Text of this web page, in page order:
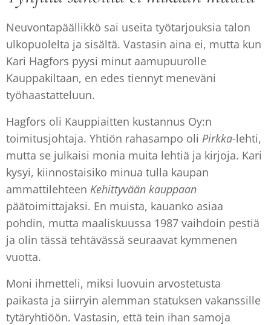
Neuvontapäällikkö sai useita työtarjouksia talon
ulkopuolelta ja sisältä. Vastasin aina ei, mutta kun
Kari Hagfors pyysi minut aamupuurolle
Kauppakiltaan, en edes tiennyt meneväni
työhaastatteluun.
Hagfors oli Kauppiaitten kustannus Oy:n
toimitusjohtaja. Yhtiön rahasampo oli Pirkka-lehti,
mutta se julkaisi monia muita lehtiä ja kirjoja. Kari
kysyi, kiinnostaisiko minua tulla kaupan
ammattilehteen Kehittyvään kauppaan
päätoimittajaksi. En muista, kauanko asiaa
pohdin, mutta maaliskuussa 1987 vaihdoin pestiä
ja olin tässä tehtävässä seuraavat kymmenen
vuotta.
Moni ihmetteli, miksi luovuin arvostetusta
paikasta ja siirryin alemman statuksen vakanssille
tytäryhtiöön. Vastasin, että tein ihan samoja